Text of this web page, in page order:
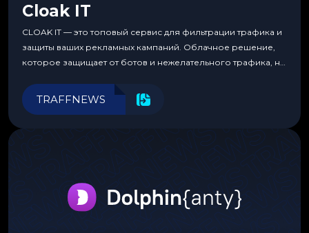
Cloak IT
CLOAK IT — это топовый сервис для фильтрации трафика и
защиты ваших рекламных кампаний. Облачное решение,
которое защищает от ботов и нежелательного трафика, не
программирования.
TRAFFNEWS